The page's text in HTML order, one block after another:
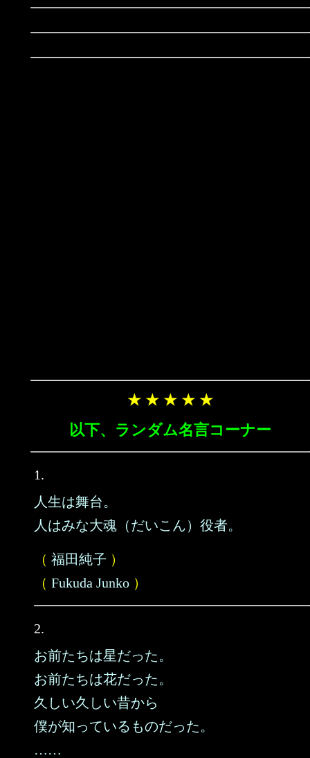
★ ★ ★ ★ ★
以下、ランダム名言コーナー
1.
人生は舞台。
人はみな大魂（だいこん）役者。
（ 福田純子 ）
（ Fukuda Junko ）
2.
お前たちは星だった。
お前たちは花だった。
久しい久しい昔から
僕が知っているものだった。
……